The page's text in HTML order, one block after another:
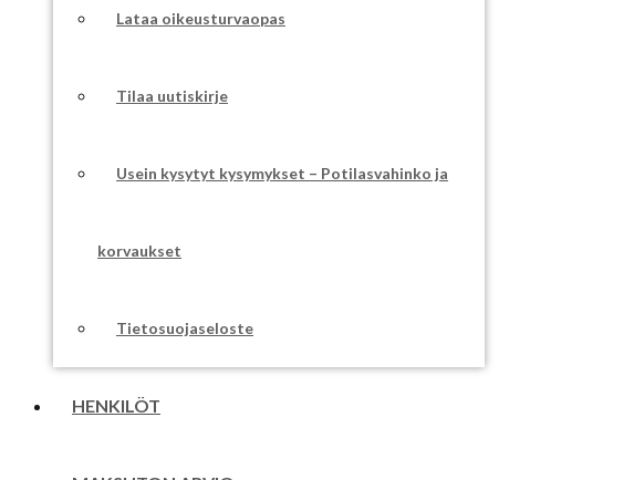
Lataa oikeusturvaopas
Tilaa uutiskirje
Usein kysytyt kysymykset – Potilasvahinko ja
korvaukset
Tietosuojaseloste
HENKILÖT